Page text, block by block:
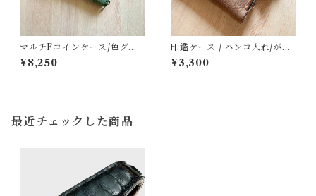
マルチFコインケース/色グリ
ーン/オイルワックス
¥8,250
印鑑ケース / ハンコ入れ/がま
口シルバー色
¥3,300
最近チェックした商品